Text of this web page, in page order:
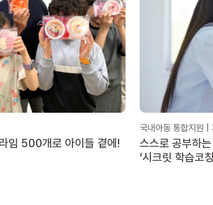
임 500개로 아이들 곁에!
국내아동 통합지원 |
스스로 공부하
‘시크릿 학습코